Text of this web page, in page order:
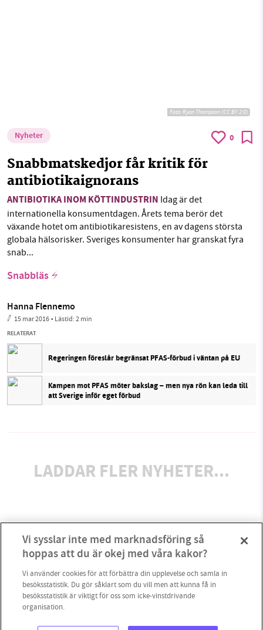
Foto:Ryan Thompson (CC BY 2:0)
Nyheter 0
Snabbmatskedjor får kritik för
antibiotikaignorans
ANTIBIOTIKA INOM KÖTTINDUSTRIN Idag är det
internationella konsumentdagen. Årets tema berör det
växande hotet om antibiotikaresistens, en av dagens största
globala hälsorisker. Sveriges konsumenter har granskat fyra
snab...
Snabbläs
Hanna Flennemo
15 mar 2016• Lästid:2 min
RELATERAT
Regeringen föreslår begränsat PFAS-förbud i väntan på EU
Kampen mot PFAS möter bakslag – men nya rön kan leda till
att Sverige inför eget förbud
LADDAR FLER NYHETER...
Vi sysslar inte med marknadsföring så
hoppas att du är okej med våra kakor?
Vi använder cookies för att förbättra din upplevelse och samla in
besöksstatistik. Du gör såklart som du vill men att kunna få in
besöksstatistik är viktigt för oss som icke-vinstdrivande
organisation.